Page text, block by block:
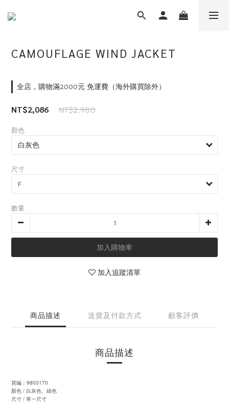
CAMOUFLAGE WIND JACKET
全店，購物滿2000元 免運費（海外購買除外）
NT$2,086 NT$2,980
顏色
尺寸
數量
加入購物車
加入追蹤清單
商品描述 送貨及付款方式 顧客評價
商品描述
貨編： 9803170
顏色 / 白灰色、綠色
尺寸 / 單一尺寸